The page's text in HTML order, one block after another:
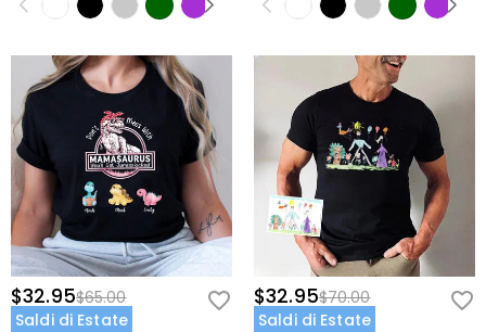
$32.95$65.00
Saldi di Estate
$32.95$70.00
Saldi di Estate